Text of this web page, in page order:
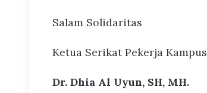
Salam Solidaritas
Ketua Serikat Pekerja Kampus
Dr. Dhia Al Uyun, SH, MH.